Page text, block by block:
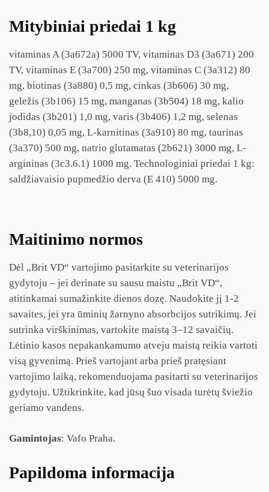
Mitybiniai priedai 1 kg
vitaminas A (3a672a) 5000 TV, vitaminas D3 (3a671) 200
TV, vitaminas E (3a700) 250 mg, vitaminas C (3a312) 80
mg, biotinas (3a880) 0,5 mg, cinkas (3b606) 30 mg,
geležis (3b106) 15 mg, manganas (3b504) 18 mg, kalio
jodidas (3b201) 1,0 mg, varis (3b406) 1,2 mg, selenas
(3b8,10) 0,05 mg, L-karnitinas (3a910) 80 mg, taurinas
(3a370) 500 mg, natrio glutamatas (2b621) 3000 mg, L-
argininas (3c3.6.1) 1000 mg. Technologiniai priedai 1 kg:
saldžiavaisio pupmedžio derva (E 410) 5000 mg.
Maitinimo normos
Dėl „Brit VD“ vartojimo pasitarkite su veterinarijos
gydytoju – jei derinate su sausu maistu „Brit VD“,
atitinkamai sumažinkite dienos dozę. Naudokite jį 1-2
savaites, jei yra ūminių žarnyno absorbcijos sutrikimų. Jei
sutrinka virškinimas, vartokite maistą 3–12 savaičių.
Lėtinio kasos nepakankamumo atveju maistą reikia vartoti
visą gyvenimą. Prieš vartojant arba prieš pratęsiant
vartojimo laiką, rekomenduojama pasitarti su veterinarijos
gydytoju. Užtikrinkite, kad jūsų šuo visada turėtų šviežio
geriamo vandens.
Gamintojas: Vafo Praha.
Papildoma informacija